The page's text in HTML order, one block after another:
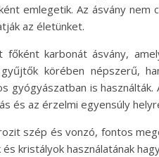
emlegetik. Az ásvány
az életünket.
főként karbonát ásvány,
körében népszerű,
gyógyászatban is
és az érzelmi egyensúly
szép és vonzó, fontos
és kristályok használatának